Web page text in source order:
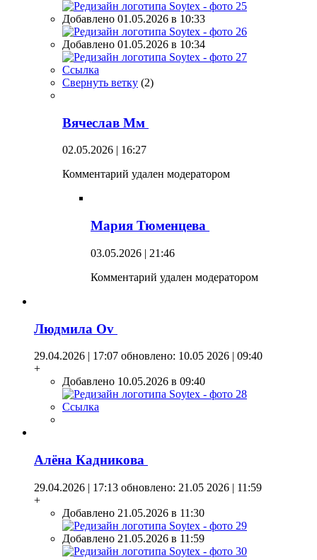
Добавлено 01.05.2026 в 10:33
Добавлено 01.05.2026 в 10:34
Ссылка
Свернуть ветку (2)
Вячеслав Мм
02.05.2026 | 16:27
Комментарий удален модератором
Мария Тюменцева
03.05.2026 | 21:46
Комментарий удален модератором
Людмила Оv
29.04.2026 | 17:07 обновлено: 10.05 2026 | 09:40
+
Добавлено 10.05.2026 в 09:40
Ссылка
Алёна Кадникова
29.04.2026 | 17:13 обновлено: 21.05 2026 | 11:59
+
Добавлено 21.05.2026 в 11:30
Добавлено 21.05.2026 в 11:59